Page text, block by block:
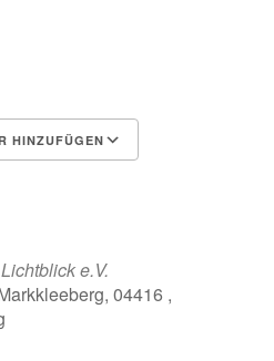
HINZUFÜGEN
e.V.
04416 ,